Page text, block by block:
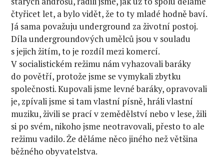
čtyřicet let, a bylo vidět, že to ty mladé hodně baví.
Já sama považuju underground za životní postoj.
Díla undergroundových umělců jsou v souladu
s jejich žitím, to je rozdíl mezi komercí.
V socialistickém režimu nám vyhazovali baráky
do povětří, protože jsme se vymykali zbytku
společnosti. Kupovali jsme levné baráky, opravovali
je, zpívali jsme si tam vlastní písně, hráli vlastní
muziku, živili se prací v zemědělství nebo v lese, žili
si po svém, nikoho jsme neotravovali, přesto to ale
režimu vadilo. Že děláme něco jiného než většina
běžného obyvatelstva.